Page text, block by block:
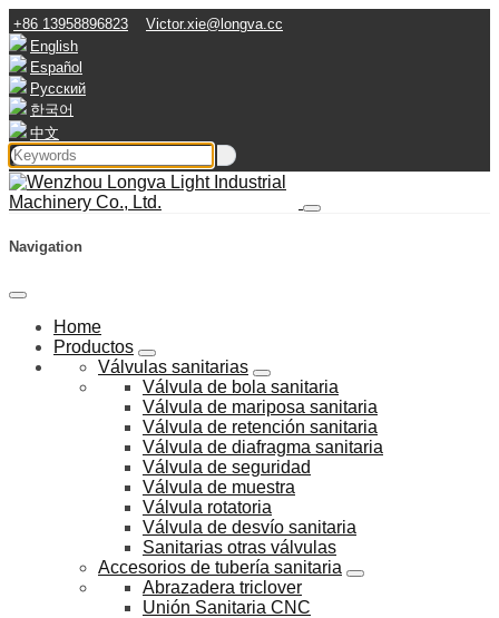
+86 13958896823
Victor.xie@longva.cc
English
Español
Русский
한국어
中文
Navigation
Home
Productos
Válvulas sanitarias
Válvula de bola sanitaria
Válvula de mariposa sanitaria
Válvula de retención sanitaria
Válvula de diafragma sanitaria
Válvula de seguridad
Válvula de muestra
Válvula rotatoria
Válvula de desvío sanitaria
Sanitarias otras válvulas
Accesorios de tubería sanitaria
Abrazadera triclover
Unión Sanitaria CNC